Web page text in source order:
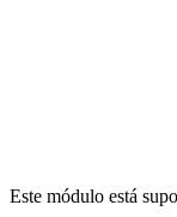
Este módulo está